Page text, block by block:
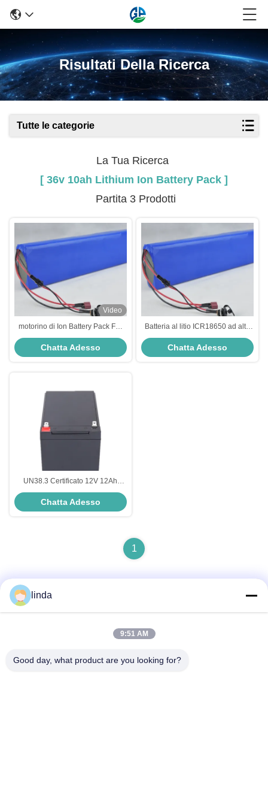
Risultati Della Ricerca
Tutte le categorie
La Tua Ricerca
[ 36v 10ah Lithium Ion Battery Pack ]
Partita 3 Prodotti
Video
motorino di Ion Battery Pack For
Electronic del litio 10S4P di 36V
10ah 18650
Chatta Adesso
Batteria al litio ICR18650 ad alta
scarica 36V 10Ah con BMS
integrato
Chatta Adesso
UN38.3 Certificato 12V 12Ah
LiFePO4 Batteria solare con 2000
cicli di vita
Chatta Adesso
1
pavimento 11, costruente 9, complesso industriale di
linda
9:51 AM
Good day, what product are you looking for?